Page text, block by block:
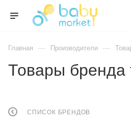
Главная — Производители —
Товары бренда
СПИСОК БРЕНДОВ